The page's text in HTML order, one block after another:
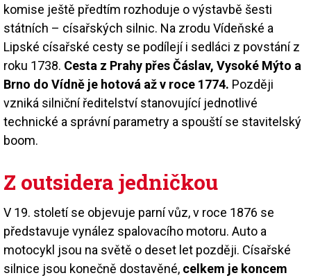
komise ještě předtím rozhoduje o výstavbě šesti
státních – císařských silnic. Na zrodu Vídeňské a
Lipské císařské cesty se podílejí i sedláci z povstání z
roku 1738. Cesta z Prahy přes Čáslav, Vysoké Mýto a
Brno do Vídně je hotová až v roce 1774. Později
vzniká silniční ředitelství stanovující jednotlivé
technické a správní parametry a spouští se stavitelský
boom.
Z outsidera jedničkou
V 19. století se objevuje parní vůz, v roce 1876 se
představuje vynález spalovacího motoru. Auto a
motocykl jsou na světě o deset let později. Císařské
silnice jsou konečně dostavěné, celkem je koncem